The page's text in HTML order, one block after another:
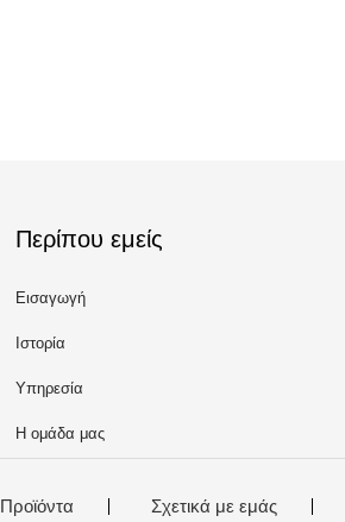
Περίπου εμείς
Εισαγωγή
Ιστορία
Υπηρεσία
Η ομάδα μας
Προϊόντα Σχετικά με εμάς